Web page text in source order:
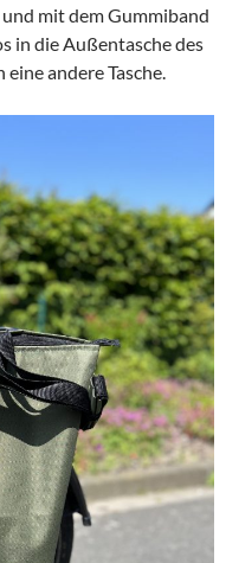
mit dem Gummiband
in die Außentasche des
andere Tasche.